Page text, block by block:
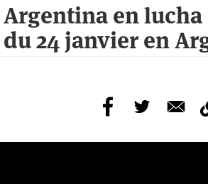
Argentina en lucha
du 24 janvier en